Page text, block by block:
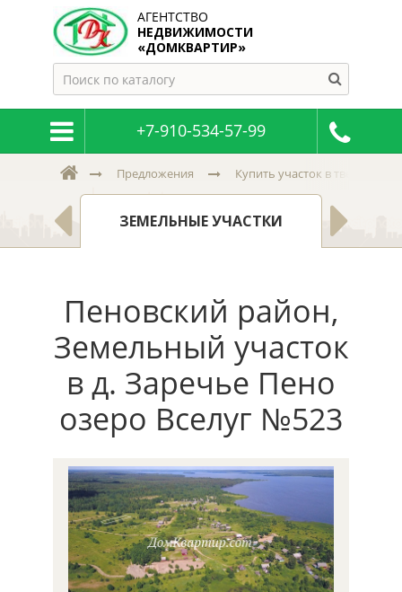
АГЕНТСТВО
НЕДВИЖИМОСТИ
«ДОМКВАРТИР»
+7-910-534-57-99
Предложения Купить участок в тверской и
ЗЕМЕЛЬНЫЕ УЧАСТКИ
Пеновский район,
Земельный участок
в д. Заречье Пено
озеро Вселуг №523